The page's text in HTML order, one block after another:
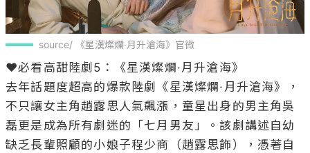
source/ 《星漢燦爛·月升滄海》官微
❤️必看高甜陸劇5：《星漢燦爛·月升滄海》
去年話題度超高的爆款陸劇《星漢燦爛·月升滄海》，
不只讓女主角趙露思人氣飆漲，童星出身的男主角吳
磊更是成為所有劇迷的「七月男友」。該劇講述自幼
缺乏長輩照顧的小娘子程少商（趙露思飾），憑著自